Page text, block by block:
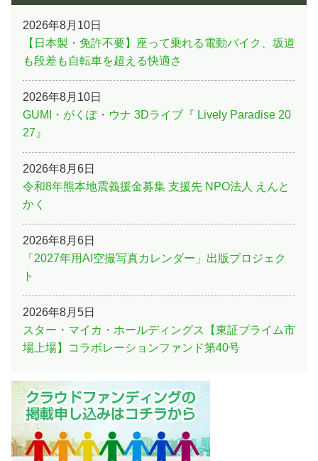
2026年8月10日
【日本製・免許不要】座って乗れる電動バイク、坂道
も段差も自転車を超える快適さ
2026年8月10日
GUMI・がくぽ・ウナ 3Dライブ『 Lively Paradise 20
27』
2026年8月6日
令和8年熊本地震義援金募集 支援先 NPO法人 えんと
かく
2026年8月6日
「2027年用AI空撮写真カレンダー」出版プロジェク
ト
2026年8月5日
スター・マイカ・ホールディングス【東証プライム市
場上場】コラボレーションファンド第40号